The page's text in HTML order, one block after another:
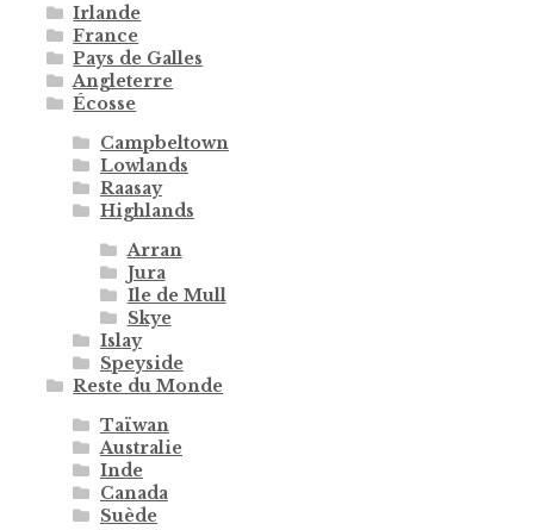
Irlande
France
Pays de Galles
Angleterre
Écosse
Campbeltown
Lowlands
Raasay
Highlands
Arran
Jura
Ile de Mull
Skye
Islay
Speyside
Reste du Monde
Taïwan
Australie
Inde
Canada
Suède